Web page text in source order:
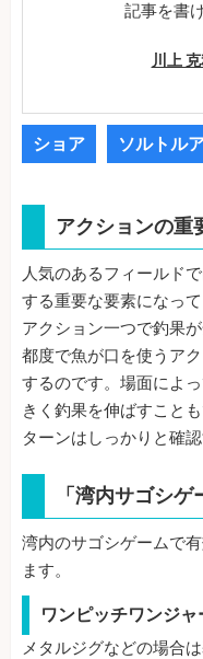
記事を書
川上
ショア ソルトル
アクションの重
人気のあるフィールド
する重要な要素になっ
アクション一つで釣果
都度で魚が口を使うア
するのです。場面によ
きく釣果を伸ばすこと
ターンはしっかりと確
「湾内サゴシ
湾内のサゴシゲームで
ます。
ワンピッチワンジャ
メタルジグなどの場合